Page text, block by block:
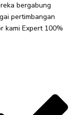
bergabung
pertimbangan
kami Expert 100%